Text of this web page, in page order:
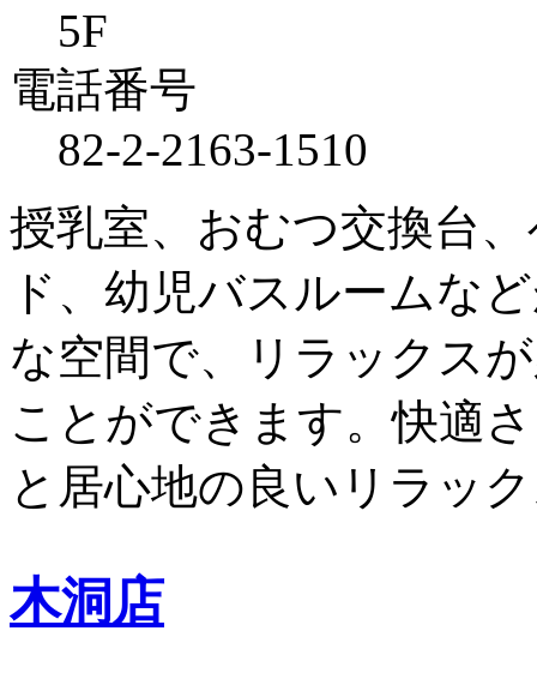
5F
電話番号
82-2-2163-1510
授乳室、おむつ交換台
ド、幼児バスルームな
な空間で、リラックス
ことができます。快適
と居心地の良いリラッ
木洞店